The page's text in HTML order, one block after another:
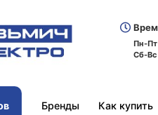
Пн-Пт
Сб-Вс
Бренды Как купить